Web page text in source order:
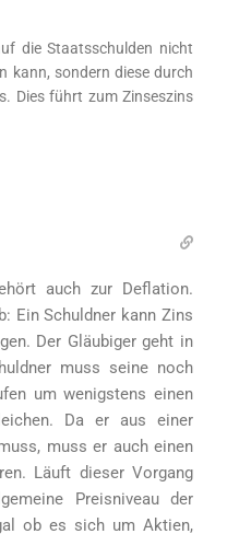
die Staatsschulden nicht
kann, sondern diese durch
Dies führt zum Zinseszins
auch zur Deflation.
Ein Schuldner kann Zins
Der Gläubiger geht in
muss seine noch
um wenigstens einen
Da er aus einer
muss er auch einen
Läuft dieser Vorgang
Preisniveau der
ob es sich um Aktien,